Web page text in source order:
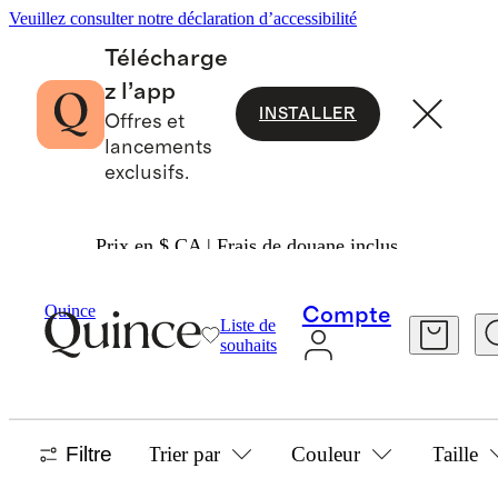
Veuillez consulter notre déclaration d’accessibilité
Télécharge
z l’app
Offres et
lancements
exclusifs.
INSTALLER
Prix en $ CA | Frais de douane inclus.
Quince
Liste de
souhaits
Compte
Maison Tapis À Damier Et À Carreaux
TOUT MAGASINER
Filtre Trier par Couleur Taille